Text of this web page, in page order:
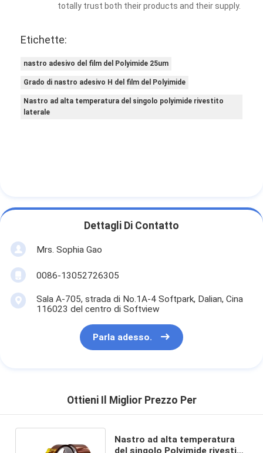
totally trust both their products and their supply.
Etichette:
nastro adesivo del film del Polyimide 25um
Grado di nastro adesivo H del film del Polyimide
Nastro ad alta temperatura del singolo polyimide rivestito
laterale
Dettagli Di Contatto
Mrs. Sophia Gao
0086-13052726305
Sala A-705, strada di No.1A-4 Softpark, Dalian, Cina
116023 del centro di Softview
Parla adesso.
Ottieni Il Miglior Prezzo Per
Nastro ad alta temperatura
del singolo Polyimide rivestito